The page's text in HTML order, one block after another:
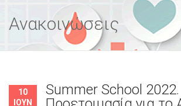
Ανακοινώσεις
10
ΙΟΥΝ
Summer School 2022.